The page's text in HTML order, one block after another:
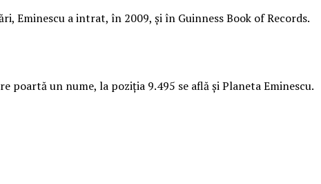
Eminescu a intrat, în 2009, şi în Guinness Book of Records.
un nume, la poziția 9.495 se află şi Planeta Eminescu.